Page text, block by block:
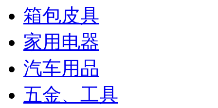
箱包皮具
家用电器
汽车用品
五金、工具